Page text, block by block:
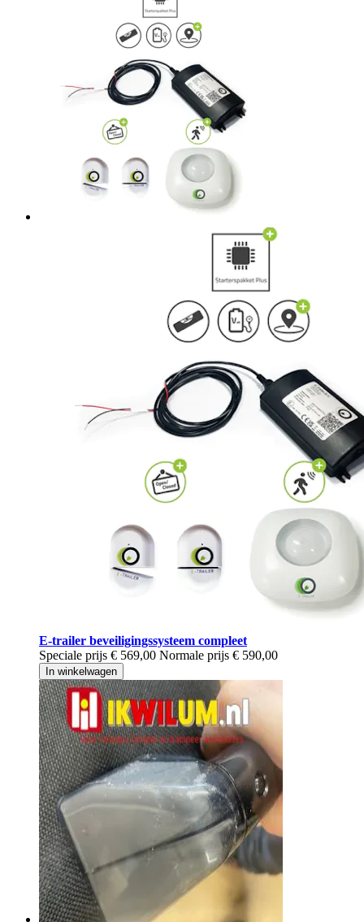
E-trailer beveiligingssysteem compleet
Speciale prijs € 569,00 Normale prijs € 590,00
In winkelwagen